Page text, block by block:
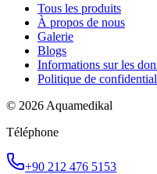
Tous les produits
À propos de nous
Galerie
Blogs
Informations sur les
Politique de
© 2026 Aquamedikal
Téléphone
+90 212 476 5153